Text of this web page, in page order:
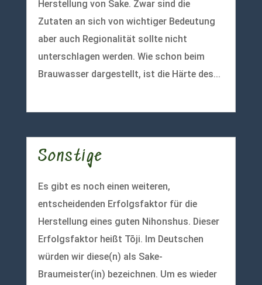
Herstellung von Sake. Zwar sind die
Zutaten an sich von wichtiger Bedeutung
aber auch Regionalität sollte nicht
unterschlagen werden. Wie schon beim
Brauwasser dargestellt, ist die Härte des...
Sonstige
Es gibt es noch einen weiteren,
entscheidenden Erfolgsfaktor für die
Herstellung eines guten Nihonshus. Dieser
Erfolgsfaktor heißt Tōji. Im Deutschen
würden wir diese(n) als Sake-
Braumeister(in) bezeichnen. Um es wieder